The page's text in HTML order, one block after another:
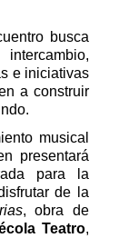
busca
e iniciativas
a construir
musical
presentará
para la
de la
, obra de
Teatro,